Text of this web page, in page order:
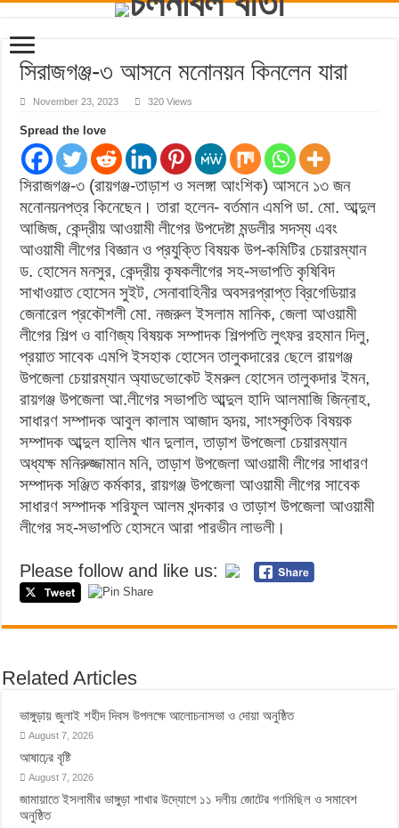
সিরাজগঞ্জ-৩ আসনে মনোনয়ন কিনলেন যারা
November 23, 2023 320 Views
Spread the love
সিরাজগঞ্জ-৩ (রায়গঞ্জ-তাড়াশ ও সলঙ্গা আংশিক) আসনে ১৩ জন
মনোনয়নপত্র কিনেছেন। তারা হলেন- বর্তমান এমপি ডা. মো. আব্দুল
আজিজ, কেন্দ্রীয় আওয়ামী লীগের উপদেষ্টা মন্ডলীর সদস্য এবং
আওয়ামী লীগের বিজ্ঞান ও প্রযুক্তি বিষয়ক উপ-কমিটির চেয়ারম্যান
ড. হোসেন মনসুর, কেন্দ্রীয় কৃষকলীগের সহ-সভাপতি কৃষিবিদ
সাখাওয়াত হোসেন সুইট, সেনাবাহিনীর অবসরপ্রাপ্ত ব্রিগেডিয়ার
জেনারেল প্রকৌশলী মো. নজরুল ইসলাম মানিক, জেলা আওয়ামী
লীগের শিল্প ও বাণিজ্য বিষয়ক সম্পাদক শিল্পপতি লুৎফর রহমান দিলু,
প্রয়াত সাবেক এমপি ইসহাক হোসেন তালুকদারের ছেলে রায়গঞ্জ
উপজেলা চেয়ারম্যান অ্যাডভোকেট ইমরুল হোসেন তালুকদার ইমন,
রায়গঞ্জ উপজেলা আ.লীগের সভাপতি আব্দুল হাদি আলমাজি জিন্নাহ,
সাধারণ সম্পাদক আবুল কালাম আজাদ হৃদয়, সাংস্কৃতিক বিষয়ক
সম্পাদক আব্দুল হালিম খান দুলাল, তাড়াশ উপজেলা চেয়ারম্যান
অধ্যক্ষ মনিরুজ্জামান মনি, তাড়াশ উপজেলা আওয়ামী লীগের সাধারণ
সম্পাদক সঞ্জিত কর্মকার, রায়গঞ্জ উপজেলা আওয়ামী লীগের সাবেক
সাধারণ সম্পাদক শরিফুল আলম খন্দকার ও তাড়াশ উপজেলা আওয়ামী
লীগের সহ-সভাপতি হোসনে আরা পারভীন লাভলী।
Please follow and like us:
Related Articles
ভাঙ্গুড়ায় জুলাই শহীদ দিবস উপলক্ষে আলোচনাসভা ও দোয়া অনুষ্ঠিত
August 7, 2026
আষাঢ়ের বৃষ্টি
August 7, 2026
জামায়াতে ইসলামীর ভাঙ্গুড়া শাখার উদ্যোগে ১১ দলীয় জোটের গণমিছিল ও সমাবেশ
অনুষ্ঠিত